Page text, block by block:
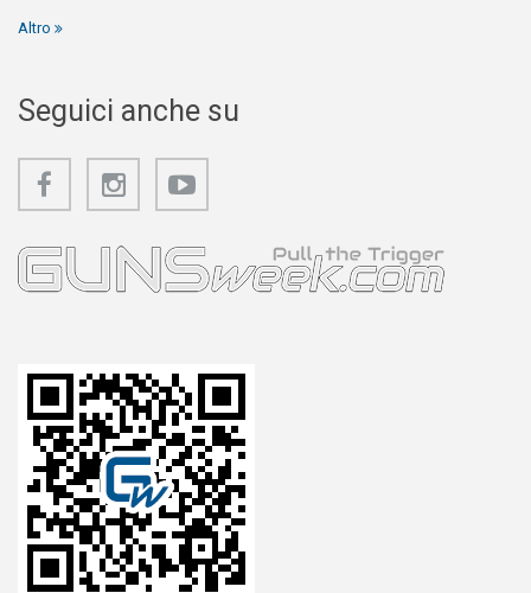
Altro
Seguici anche su